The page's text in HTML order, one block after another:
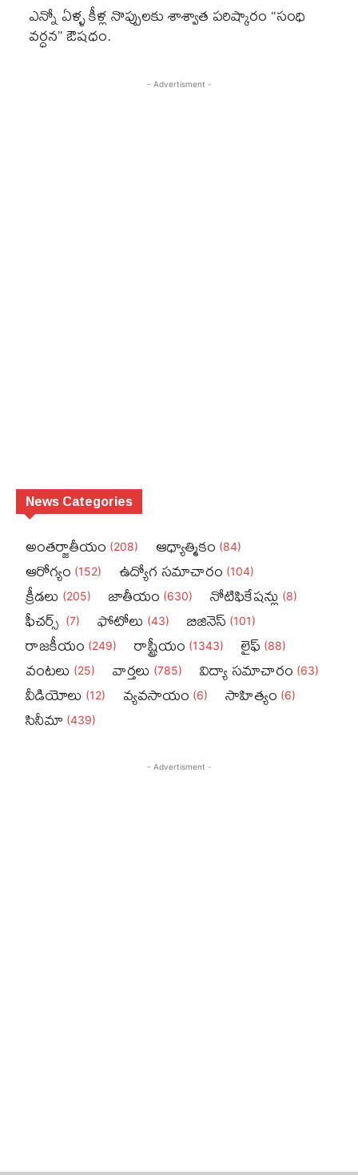
ఎన్నో ఏళ్ళ కీళ్ల నొప్పులకు శాశ్వాత పరిష్కారం “సంధి
వర్ధన” ఔషధం.
- Advertisment -
News Categories
అంతర్జాతీయం (208) ఆధ్యాత్మికం (84)
ఆరోగ్యం (152) ఉద్యోగ సమాచారం (104)
క్రీడలు (205) జాతీయం (630) నోటిఫికేషన్లు (8)
ఫీచ‌ర్స్ ‌ (7) ఫోటోలు (43) బిజినెస్‌ (101)
రాజకీయం (249) రాష్ట్రీయం (1343) లైఫ్‌ (88)
వంటలు (25) వార్తలు (785) విద్యా సమాచారం (63)
వీడియోలు (12) వ్యవసాయం (6) సాహిత్యం (6)
సినీమా (439)
- Advertisment -